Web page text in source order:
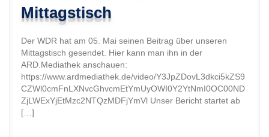
Mittagstisch
Der WDR hat am 05. Mai seinen Beitrag über unseren
Mittagstisch gesendet. Hier kann man ihn in der
ARD.Mediathek anschauen:
https://www.ardmediathek.de/video/Y3JpZDovL3dkci5kZS9
CZWl0cmFnLXNvcGhvcmEtYmUyOWI0Y2YtNmI0OC00ND
ZjLWExYjEtMzc2NTQzMDFjYmVl Unser Bericht startet ab
[…]